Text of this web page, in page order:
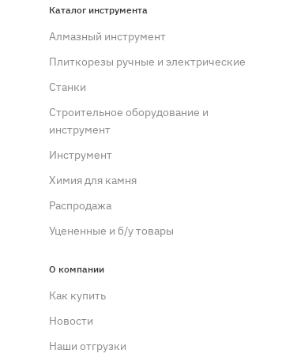
Каталог инструмента
Алмазный инструмент
Плиткорезы ручные и электрические
Станки
Строительное оборудование и
инструмент
Инструмент
Химия для камня
Распродажа
Уцененные и б/у товары
О компании
Как купить
Новости
Наши отгрузки